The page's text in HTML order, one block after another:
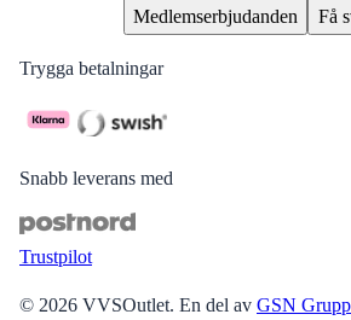
Medlemserbjudanden
Få
Trygga betalningar
Snabb leverans med
Trustpilot
© 2026 VVSOutlet. En del av GSN